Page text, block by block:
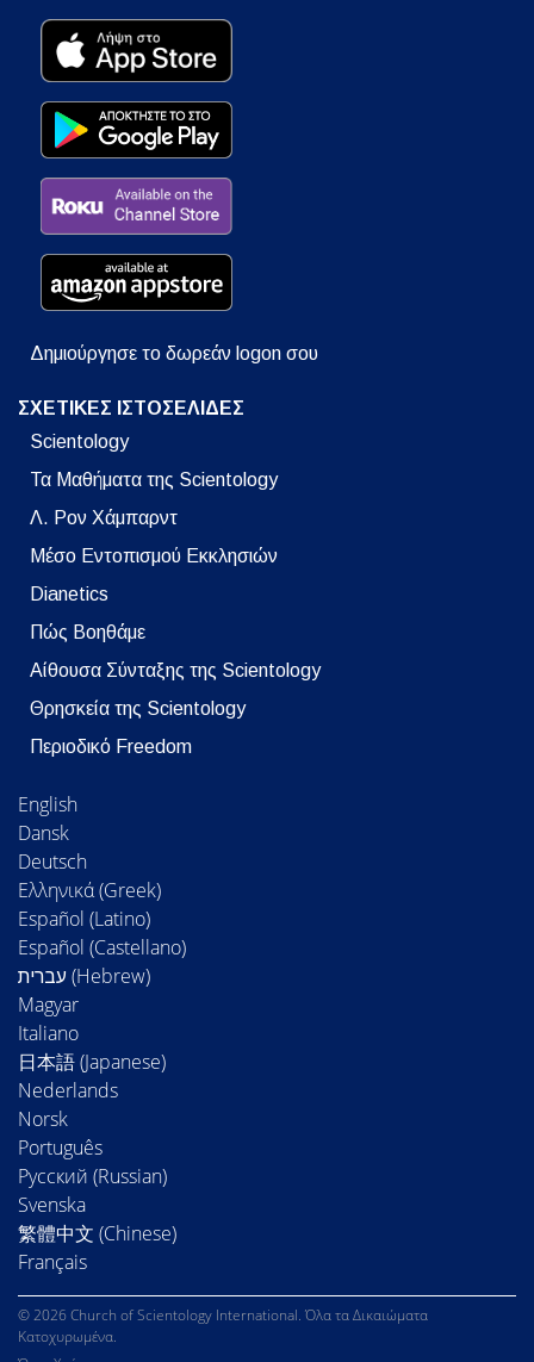
Δημιούργησε το δωρεάν logon σου
ΣΧΕΤΙΚΕΣ ΙΣΤΟΣΕΛΙΔΕΣ
Scientology
Τα Μαθήματα της Scientology
Λ. Ρον Χάμπαρντ
Μέσο Εντοπισμού Εκκλησιών
Dianetics
Πώς Βοηθάμε
Αίθουσα Σύνταξης της Scientology
Θρησκεία της Scientology
Περιοδικό Freedom
English
Dansk
Deutsch
Ελληνικά (Greek)
Español (Latino)
Español (Castellano)
Magyar
Italiano
日本語 (Japanese)
Nederlands
Norsk
Português
Русский (Russian)
Svenska
繁體中文 (Chinese)
Français
© 2026 Church of Scientology International. Όλα τα Δικαιώματα
Κατοχυρωμένα.